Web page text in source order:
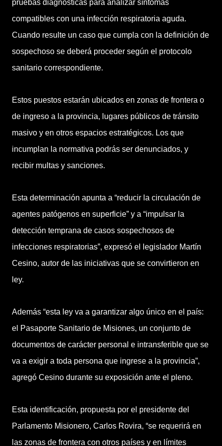
pruebas diagnósticas para analizar síntomas
compatibles con una infección respiratoria aguda.
Cuando resulte un caso que cumpla con la definición de
sospechoso se deberá proceder según el protocolo
sanitario correspondiente.
Estos puestos estarán ubicados en zonas de frontera o
de ingreso a la provincia, lugares públicos de tránsito
masivo y en otros espacios estratégicos. Los que
incumplan la normativa podrás ser denunciados, y
recibir multas y sanciones.
Esta determinación apunta a “reducir la circulación de
agentes patógenos en superficie” y a “impulsar la
detección temprana de casos sospechosos de
infecciones respiratorias”, expresó el legislador Martín
Cesino, autor de las iniciativas que se convirtieron en
ley.
Además “esta ley va a garantizar algo único en el país:
el Pasaporte Sanitario de Misiones, un conjunto de
documentos de carácter personal e intransferible que se
va a exigir a toda persona que ingrese a la provincia”,
agregó Cesino durante su exposición ante el pleno.
Esta identificación, propuesta por el presidente del
Parlamento Misionero, Carlos Rovira, “se requerirá en
las zonas de frontera con otros países y en límites